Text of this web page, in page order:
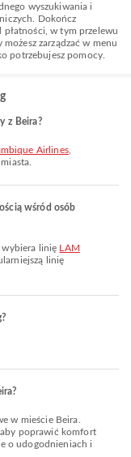
wyszukiwania i
Dokończ
w tym przelewu
zarządzać w menu
potrzebujesz pomocy.
z Beira?
Airlines,
wśród osób
wybiera linię LAM
linię
w mieście Beira.
poprawić komfort
o udogodnieniach i